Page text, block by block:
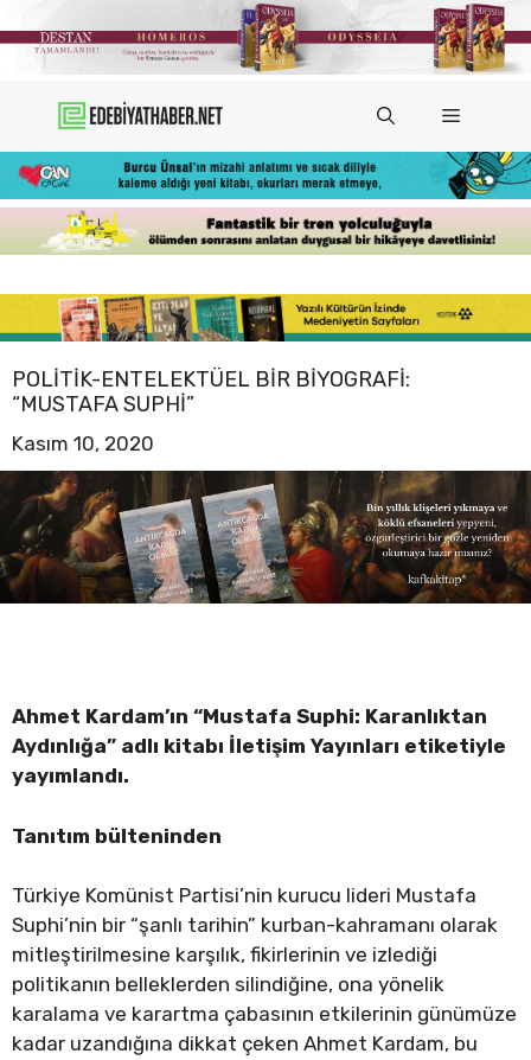
atla
Menü
POLITIK-ENTELEKTÜEL BIR BIYOGRAFI:
“MUSTAFA SUPHI”
Kasım 10, 2020
Ahmet Kardam’ın “Mustafa Suphi: Karanlıktan
Aydınlığa” adlı kitabı İletişim Yayınları etiketiyle
yayımlandı.
Tanıtım bülteninden
Türkiye Komünist Partisi’nin kurucu lideri Mustafa
Suphi’nin bir “şanlı tarihin” kurban-kahramanı olarak
mitleştirilmesine karşılık, fikirlerinin ve izlediği
politikanın belleklerden silindiğine, ona yönelik
karalama ve karartma çabasının etkilerinin günümüze
kadar uzandığına dikkat çeken Ahmet Kardam, bu